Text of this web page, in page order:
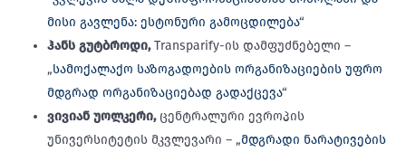
მისი გავლენა: ესტონური გამოცდილება“
ჰანს გუტბროდი,Transparify-ის დამფუძნებელი –
„სამოქალაქო საზოგადოების ორგანიზაციების უფრო
მდგრად ორგანიზაციებად გადაქცევა“
ვივიან უოლკერი,ცენტრალური ევროპის
უნივერსიტეტის მკვლევარი – „მდგრადი ნარატივების